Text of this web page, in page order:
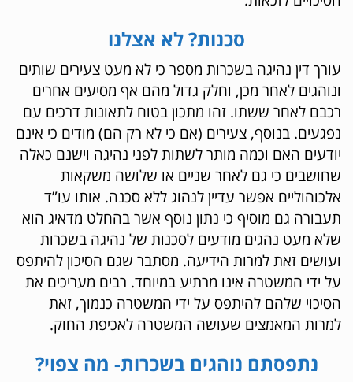
סכנות? לא אצלנו
עורך דין נהיגה בשכרות מספר כי לא מעט צעירים שותים
ונוהגים לאחר מכן, וחלק גדול מהם אף מסיעים אחרים
רכבם לאחר ששתו. זהו מתכון בטוח לתאונות דרכים עם
נפגעים. בנוסף, צעירים (אם כי לא רק הם) מודים כי אינם
יודעים האם וכמה מותר לשתות לפני נהיגה וישנם כאלה
שחושבים כי גם לאחר שניים או שלושה משקאות
אלכוהוליים אפשר עדיין לנהוג ללא סכנה. אותו עו”ד
תעבורה גם מוסיף כי נתון נוסף אשר בהחלט מדאיג הוא
שלא מעט נהגים מודעים לסכנות של נהיגה בשכרות
ועושים זאת למרות הידיעה. מסתבר שגם הסיכון להיתפס
על ידי המשטרה אינו מרתיע במיוחד. רבים מעריכים את
הסיכוי שלהם להיתפס על ידי המשטרה כנמוך, זאת
למרות המאמצים שעושה המשטרה לאכיפת החוק.
נתפסתם נוהגים בשכרות- מה צפוי?